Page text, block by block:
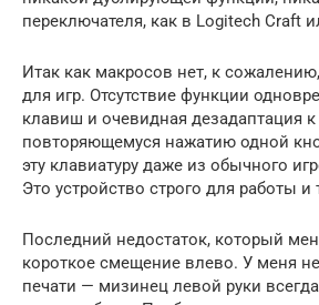
переключателя, как в Logitech Craft
Итак как макросов нет, к
для игр. Отсутствие функции
клавиш и очевидная дезадаптация
повторяющемуся нажатию одной
эту клавиатуру даже из обычного
Это устройство строго для работы и
Последний недостаток, который
короткое смещение влево. У меня
печати — мизинец левой руки